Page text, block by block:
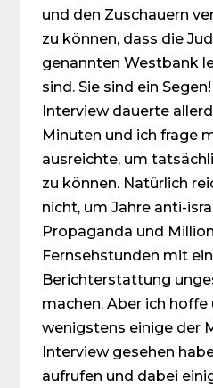
und den Zuschauern
zu können, dass die
genannten Westbank
sind. Sie sind ein
Interview dauerte
Minuten und ich frage
ausreichte, um
zu können. Natürlich
nicht, um Jahre anti-
Propaganda und
Fernsehstunden mit
Berichterstattung
machen. Aber ich hoffe
wenigstens einige der
Interview gesehen
aufrufen und dabei